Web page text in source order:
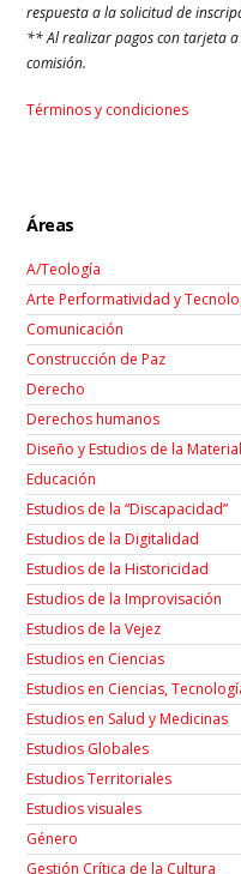
respuesta a la solicitud de
** Al realizar pagos con tarjeta a
comisión.
Términos y condiciones
Áreas
A/Teología
Arte Performatividad y
Comunicación
Construcción de Paz
Derecho
Derechos humanos
Diseño y Estudios de la
Educación
Estudios de la “Discapacidad”
Estudios de la Digitalidad
Estudios de la Historicidad
Estudios de la Improvisación
Estudios de la Vejez
Estudios en Ciencias
Estudios en Ciencias,
Estudios en Salud y Medicinas
Estudios Globales
Estudios Territoriales
Estudios visuales
Género
Gestión Crítica de la Cultura